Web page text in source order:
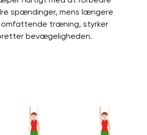
spændinger, mens længere
omfattende træning, styrker
bevægeligheden.